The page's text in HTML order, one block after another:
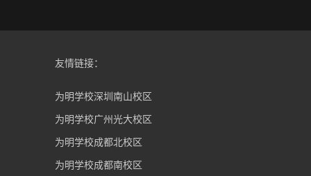
友情链接：
为明学校深圳南山校区
为明学校广州光大校区
为明学校成都北校区
为明学校成都南校区